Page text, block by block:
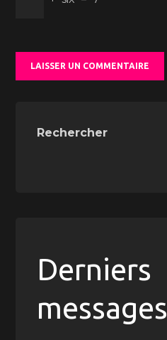
Rechercher
Derniers
messages